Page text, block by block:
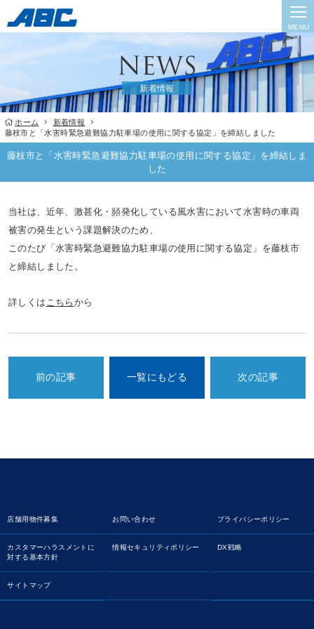
MENU
新着情報
ホーム
新着情報
藤枝市と「水害時緊急避難協力駐車場の使用に関する協定」を締結しました
藤枝市と「水害時緊急避難協力駐車場の使用に関する協定」を締結しま
した
当社は、近年、激甚化・頻発化している風水害において水害時の車両
被害の発生という課題解決のため、
このたび「水害時緊急避難協力駐車場の使用に関する協定」を藤枝市
と締結しました。
詳しくは こちら から
前の記事 一覧にもどる 次の記事
店舗用物件募集 お問い合わせ プライバシーポリシー
カスタマーハラスメントに
対する基本方針
情報セキュリティポリシー DX戦略
サイトマップ